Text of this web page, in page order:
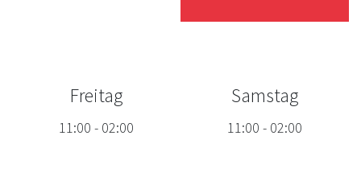
Freitag
11:00 - 02:00
Samstag
11:00 - 02:00